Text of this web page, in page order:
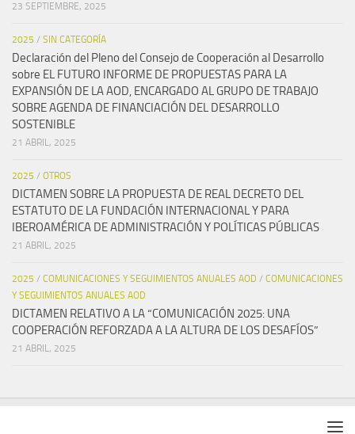
23 SEPTIEMBRE, 2025
2025 / SIN CATEGORÍA
Declaración del Pleno del Consejo de Cooperación al Desarrollo
sobre EL FUTURO INFORME DE PROPUESTAS PARA LA
EXPANSIÓN DE LA AOD, ENCARGADO AL GRUPO DE TRABAJO
SOBRE AGENDA DE FINANCIACIÓN DEL DESARROLLO
SOSTENIBLE
21 ABRIL, 2025
2025 / OTROS
DICTAMEN SOBRE LA PROPUESTA DE REAL DECRETO DEL
ESTATUTO DE LA FUNDACIÓN INTERNACIONAL Y PARA
IBEROAMÉRICA DE ADMINISTRACIÓN Y POLÍTICAS PÚBLICAS
21 ABRIL, 2025
2025 / COMUNICACIONES Y SEGUIMIENTOS ANUALES AOD / COMUNICACIONES
Y SEGUIMIENTOS ANUALES AOD
DICTAMEN RELATIVO A LA “COMUNICACIÓN 2025: UNA
COOPERACIÓN REFORZADA A LA ALTURA DE LOS DESAFÍOS”
21 ABRIL, 2025